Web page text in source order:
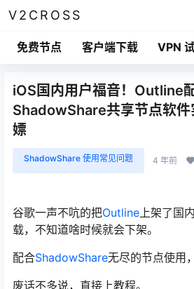
V2CROSS
免费节点 客户端下载 VPN
iOS国内用户福音！Outline
ShadowShare共享节点软件
嫖
ShadowShare 使用常见问题 4 年前
谷歌一声不吭的把Outline上架了国
载，不知道啥时候就会下架。
配合ShadowShare无尽的节点使用
废话不多说，直接上教程。